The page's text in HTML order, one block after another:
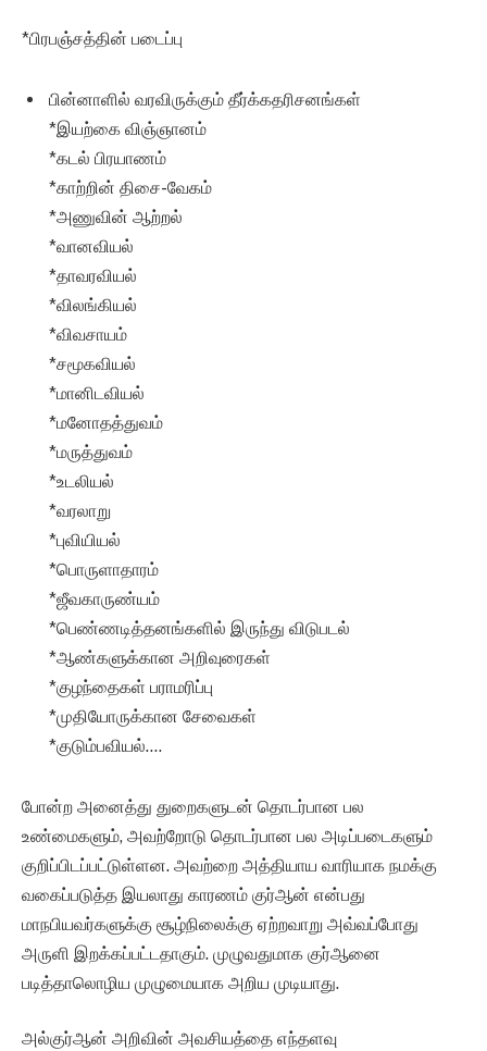
*பிரபஞ்சத்தின் படைப்பு
பின்னாளில் வரவிருக்கும் தீர்க்கதரிசனங்கள்
*இயற்கை விஞ்ஞானம்
*கடல் பிரயாணம்
*காற்றின் திசை-வேகம்
*அணுவின் ஆற்றல்
*வானவியல்
*தாவரவியல்
*விலங்கியல்
*விவசாயம்
*சமூகவியல்
*மானிடவியல்
*மனோதத்துவம்
*மருத்துவம்
*உடலியல்
*வரலாறு
*புவியியல்
*பொருளாதாரம்
*ஜீவகாருண்யம்
*பெண்ணடித்தனங்களில் இருந்து விடுபடல்
*ஆண்களுக்கான அறிவுரைகள்
*குழந்தைகள் பராமரிப்பு
*முதியோருக்கான சேவைகள்
*குடும்பவியல்….
போன்ற அனைத்து துறைகளுடன் தொடர்பான பல
உண்மைகளும், அவற்றோடு தொடர்பான பல அடிப்படைகளும்
குறிப்பிடப்பட்டுள்ளன. அவற்றை அத்தியாய வாரியாக நமக்கு
வகைப்படுத்த இயலாது காரணம் குர்ஆன் என்பது
மாநபியவர்களுக்கு சூழ்நிலைக்கு ஏற்றவாறு அவ்வப்போது
அருளி இறக்கப்பட்டதாகும். முழுவதுமாக குர்ஆனை
படித்தாலொழிய முழுமையாக அறிய முடியாது.
அல்குர்ஆன் அறிவின் அவசியத்தை எந்தளவு